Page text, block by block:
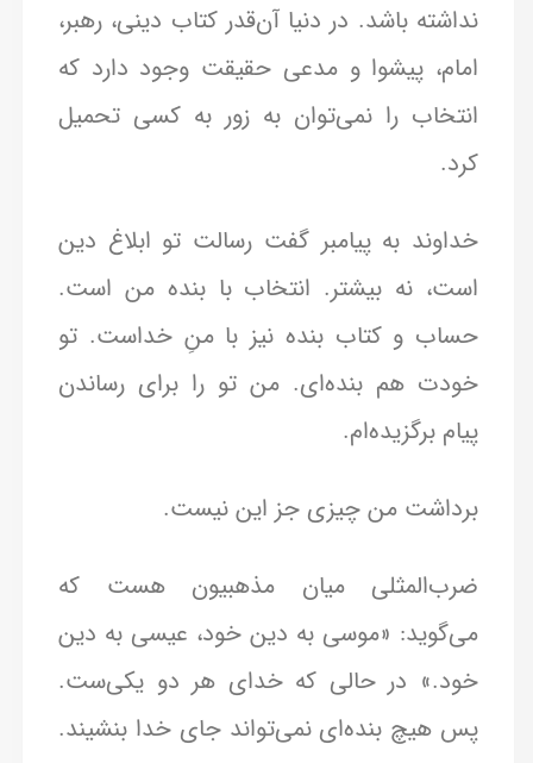
نداشته باشد. در دنیا آن‌قدر کتاب دینی، رهبر،
امام، پیشوا و مدعی حقیقت وجود دارد که
انتخاب را نمی‌توان به زور به کسی تحمیل
کرد.
خداوند به پیامبر گفت رسالت تو ابلاغ دین
است، نه بیشتر. انتخاب با بنده من است.
حساب و کتاب بنده نیز با منِ خداست. تو
خودت هم بنده‌ای. من تو را برای رساندن
پیام برگزیده‌ام.
برداشت من چیزی جز این نیست.
ضرب‌المثلی میان مذهبیون هست که
می‌گوید: «موسی به دین خود، عیسی به دین
خود.» در حالی که خدای هر دو یکی‌ست.
پس هیچ بنده‌ای نمی‌تواند جای خدا بنشیند.